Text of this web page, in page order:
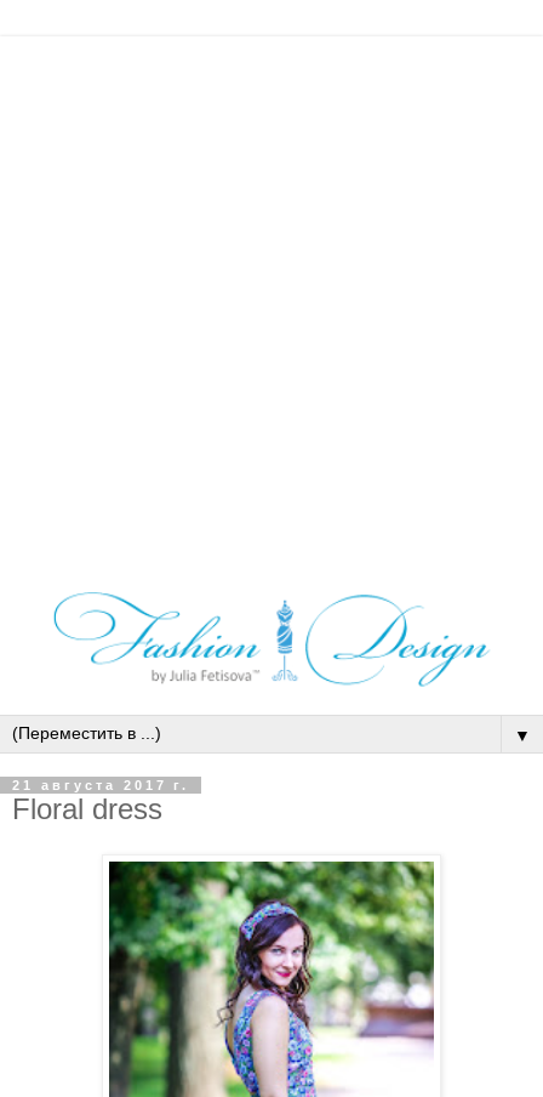
▼
21 августа 2017 г.
Floral dress